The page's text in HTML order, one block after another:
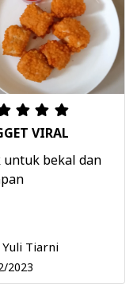
VIRAL
untuk bekal dan
Yuli Tiarni
2023